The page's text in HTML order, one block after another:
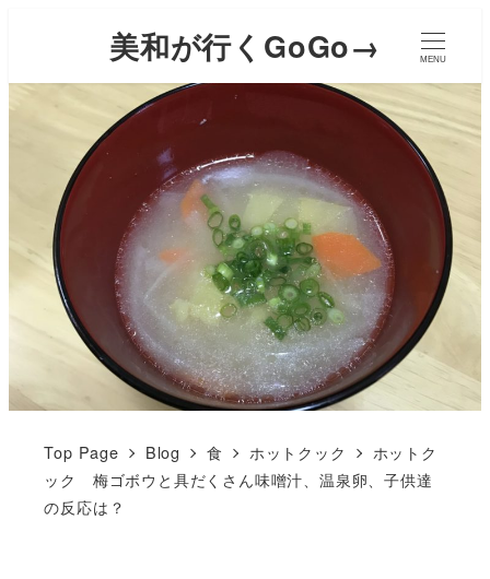
美和が行くGoGo→ MENU
Top Page Blog 食 ホットクック
ホットク
ック 梅ゴボウと具だくさん味噌汁、温泉卵、子供達
の反応は？